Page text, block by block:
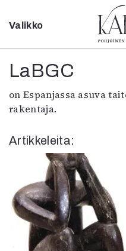
Sulje
Valikko
LaBGC
on Espanjassa asuva
rakentaja.
Artikkeleita: